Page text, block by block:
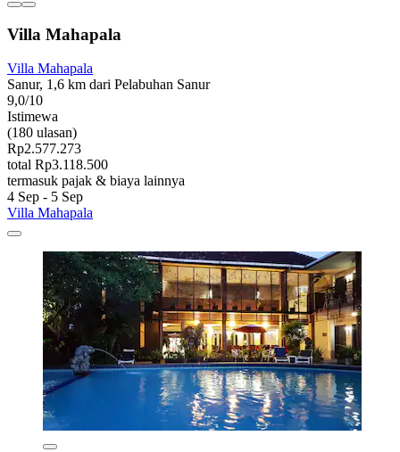
Villa Mahapala
Villa Mahapala
Sanur, 1,6 km dari Pelabuhan Sanur
9,0/10
Istimewa
(180 ulasan)
Rp2.577.273
total Rp3.118.500
termasuk pajak & biaya lainnya
4 Sep - 5 Sep
Villa Mahapala